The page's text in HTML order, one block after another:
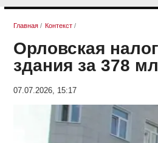
Главная / Контекст /
Орловская
здания за 378
07.07.2026, 15:17